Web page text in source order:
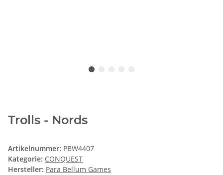
Trolls - Nords
Artikelnummer: PBW4407
Kategorie: CONQUEST
Hersteller: Para Bellum Games